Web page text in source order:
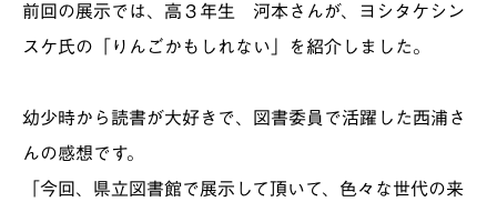
前回の展示では、高３年生 河本さんが、ヨシタケシン
スケ氏の「りんごかもしれない」を紹介しました。
幼少時から読書が大好きで、図書委員で活躍した西浦さ
んの感想です。
「今回、県立図書館で展示して頂いて、色々な世代の来